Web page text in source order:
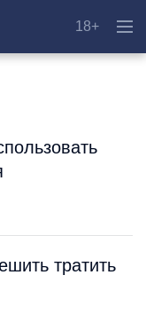
18+
тратить